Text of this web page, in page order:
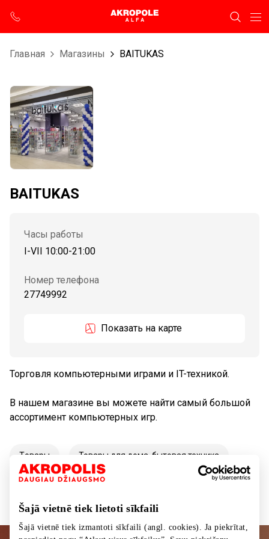
Šajā vietnē tiek lietoti sīkfaili
Šajā vietnē tiek izmantoti sīkfaili (angl. cookies). Ja piekrītat,
Главная Магазины BAITUKAS
BAITUKAS
Часы работы
I-VII 10:00-21:00
Номер телефона
27749992
Показать на карте
Торговля компьютерными играми и IT-техникой.
В нашем магазине вы можете найти самый большой
ассортимент компьютерных игр.
Tовары Товары для дома, бытовая техника